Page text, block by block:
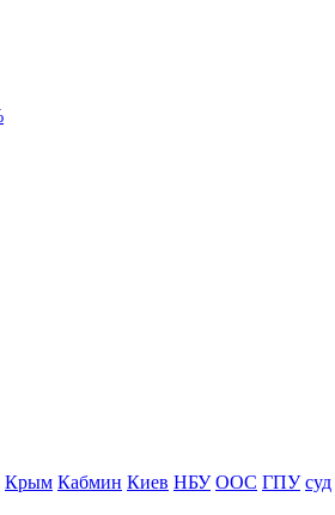
Крым Кабмин Киев НБУ ООС ГПУ суд